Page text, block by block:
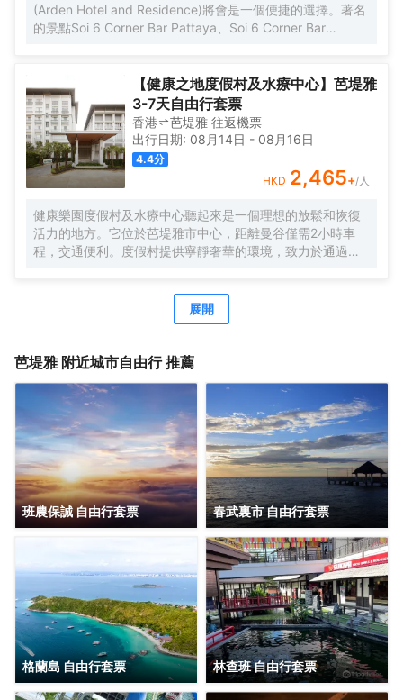
(Arden Hotel and Residence)將會是一個便捷的選擇。著名
的景點Soi 6 Corner Bar Pattaya、Soi 6 Corner Bar
房內保險箱和空調，滿足您入住需求的同時又能增添家的温
馨感。在餐廳服務方面，酒店西餐廳會提供美食。酒吧給旅
客提供了一個舒適的環境，可供休憩。旅客想要在自己的房
間邊聽音樂邊享受美食，只需呼叫送餐服務。對於常駐旅客
來說，若是厭倦了酒店的餐飲，附近的Mantra Restaurant &
Bar（其他）和Trattoria Pizzeria Toscana（西餐）或許能勾
起您的食慾，他們家的Baked Mango和培根披薩均深受好
評，美塞通糯米飯（麪包甜點）的美食也不錯哦！ 相信桑拿
浴室周到的服務和室外游泳池一流的設施，會讓您擁有別樣
的體驗。酒店配備有商務中心，可供旅客使用。24小時開放
的前台服務可為您隨時提供信息，以幫助您探索這個魅力之
【健康之地度假村及水療中心】芭堤雅
3-7天自由行套票
香港 芭堤雅 往返機票
出行日期: 08月14日 - 08月16日
4.4分
HKD 2,465+/人
健康樂園度假村及水療中心聽起來是一個理想的放鬆和恢復
活力的地方。它位於芭堤雅市中心，距離曼谷僅需2小時車
程，交通便利。度假村提供寧靜奢華的環境，致力於通過全
園度假村及水療中心都能為您提供一個寧靜的避風港，讓您
在時尚的室內環境中盡情享受平和與安寧
展開
芭堤雅附近城市自由行 推薦
班農保誠 自由行套票 春武裏市 自由行套票
格蘭島 自由行套票 林查班 自由行套票